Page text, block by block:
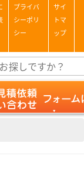
プライバ
シーポリ
シー
サイ
トマ
ップ